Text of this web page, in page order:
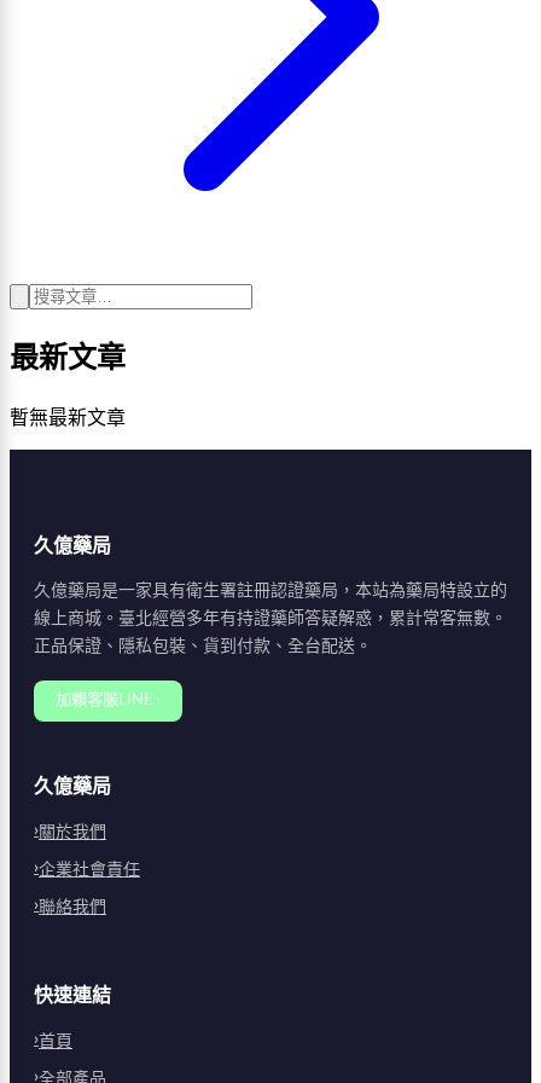
最新文章
暫無最新文章
久億藥局
久億藥局是一家具有衛生署註冊認證藥局，本站為藥局特設立的
線上商城。臺北經營多年有持證藥師答疑解惑，累計常客無數。
正品保證、隱私包裝、貨到付款、全台配送。
加賴客服LINE ›
久億藥局
關於我們
企業社會責任
聯絡我們
快速連結
首頁
全部產品